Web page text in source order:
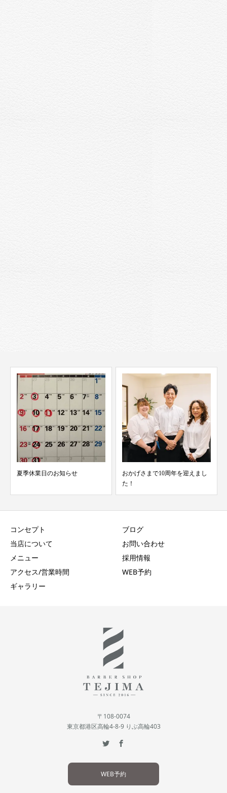
おかげさまで10周年を迎えまし
過去に掲載されたＢＲＵＴＵＳ
のネイルケアの記事をオ...
コンセプト
当店について
メニュー
アクセス/営業時間
ギャラリー
ブログ
お問い合わせ
採用情報
WEB予約
〒108-0074
東京都港区高輪4-8-9 りぶ高輪403
WEB予約